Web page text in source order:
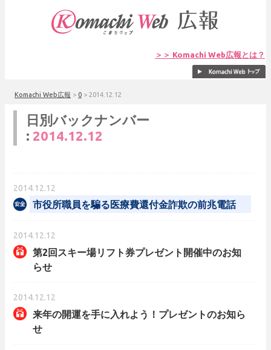
＞＞ Komachi Web広報とは？
Komachi Web広報 > 0 > 2014.12.12
日別バックナンバー
: 2014.12.12
2014.12.12
市役所職員を騙る医療費還付金詐欺の前兆電話
2014.12.12
第2回スキー場リフト券プレゼント開催中のお知
らせ
2014.12.12
来年の開運を手に入れよう！プレゼントのお知ら
せ